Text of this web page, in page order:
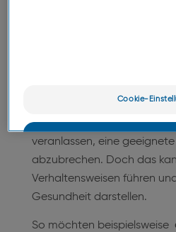
Produkte und den
verwenden. Diese Fragen
veranlassen, eine
abzubrechen. Doch das
Verhaltensweisen führen
Gesundheit darstellen.
So möchten beispielsweise
Cookie-